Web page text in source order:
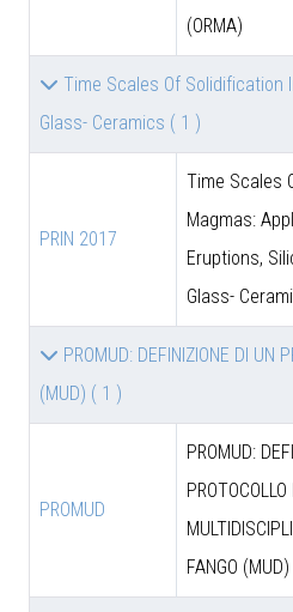
(ORMA)
Time Scales Of Solidification
Glass- Ceramics ( 1 )
PRIN 2017
Time Scales
Magmas:
Eruptions,
Glass-
PROMUD: DEFINIZIONE DI UN
(MUD) ( 1 )
PROMUD
PROMUD:
FANGO (MUD)